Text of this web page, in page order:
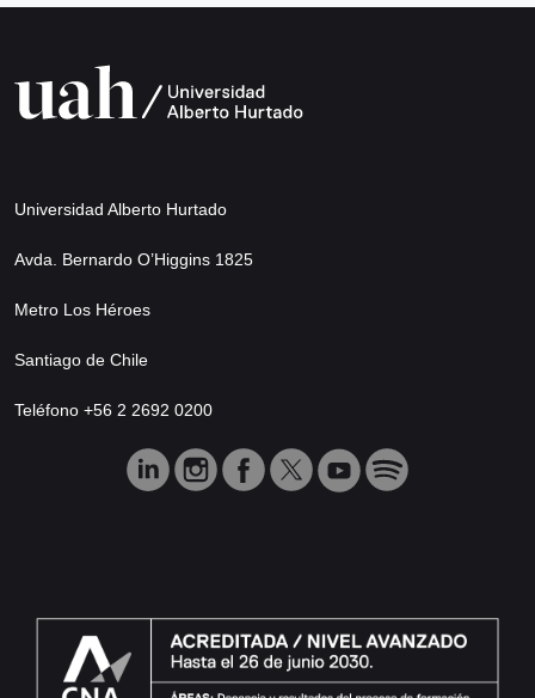
Universidad Alberto Hurtado
Avda. Bernardo O’Higgins 1825
Metro Los Héroes
Santiago de Chile
Teléfono +56 2 2692 0200